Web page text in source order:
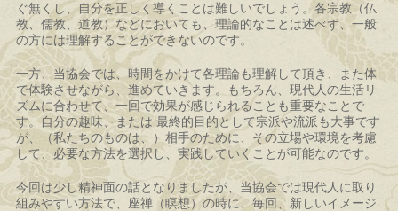
ぐ無くし、自分を正しく導くことは難しいでしょう。各宗教（仏
教、儒教、道教）などにおいても、理論的なことは述べず、一般
の方には理解することができないのです。
一方、当協会では、時間をかけて各理論も理解して頂き、また体
で体験させながら、進めていきます。もちろん、現代人の生活リ
ズムに合わせて、一回で効果が感じられることも重要なことで
す。自分の趣味、または 最終的目的として宗派や流派も大事です
が、（私たちのものは、）相手のために、その立場や環境を考慮
して、必要な方法を選択し、実践していくことが可能なのです。
今回は少し精神面の話となりましたが、当協会では現代人に取り
組みやすい方法で、座禅（瞑想）の時に、毎回、新しいイメージ